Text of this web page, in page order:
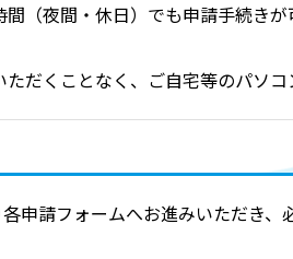
（夜間・休日）でも申請手続きが
だくことなく、ご自宅等のパソコ
申請フォームへお進みいただき